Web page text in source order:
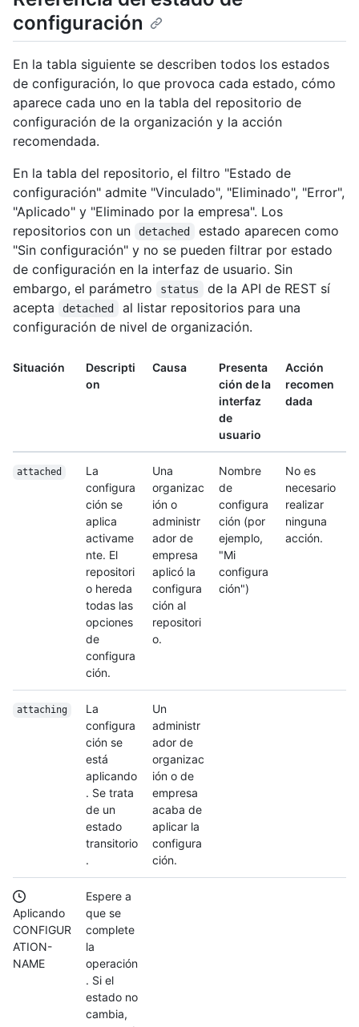
configuración
En la tabla siguiente se describen todos los estados
de configuración, lo que provoca cada estado, cómo
aparece cada uno en la tabla del repositorio de
configuración de la organización y la acción
recomendada.
En la tabla del repositorio, el filtro "Estado de
configuración" admite "Vinculado", "Eliminado", "Error",
"Aplicado" y "Eliminado por la empresa". Los
repositorios con un
detached
estado aparecen como
"Sin configuración" y no se pueden filtrar por estado
de configuración en la interfaz de usuario. Sin
embargo, el parámetro
status
de la API de REST sí
acepta
detached
al listar repositorios para una
configuración de nivel de organización.
Situación
Descripti
on
Causa
Presenta
ción de la
interfaz
de
usuario
Acción
recomen
dada
attached
La
configura
ción se
aplica
activame
nte. El
repositori
o hereda
todas las
opciones
de
configura
ción.
Una
organizac
ión o
administr
ador de
empresa
aplicó la
configura
ción al
repositori
o.
Nombre
de
configura
ción (por
ejemplo,
"Mi
configura
ción")
No es
necesario
realizar
ninguna
acción.
attaching
La
configura
ción se
está
aplicando
. Se trata
de un
estado
transitorio
.
Un
administr
ador de
organizac
ión o de
empresa
acaba de
aplicar la
configura
ción.
Aplicando
CONFIGUR
ATION-
NAME
Espere a
que se
complete
la
operación
. Si el
estado no
cambia,